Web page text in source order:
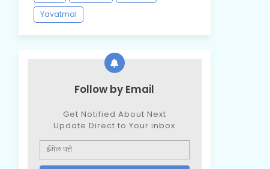
Yavatmal
Follow by Email
Get Notified About Next
Update Direct to Your inbox